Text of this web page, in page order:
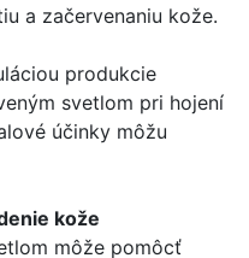
a začervenaniu kože.
produkcie
svetlom pri hojení
účinky môžu
kože
môže pomôcť